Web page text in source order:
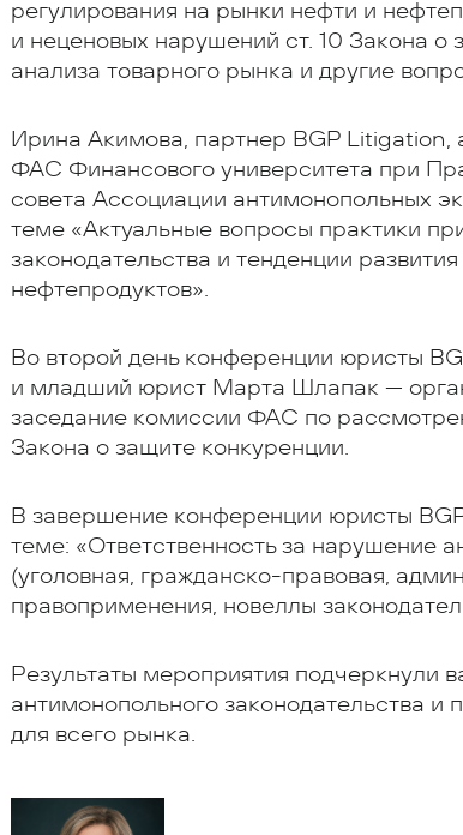
регулирования на рынки нефти и
и неценовых нарушений ст. 10 Закона о
анализа товарного рынка и другие
Ирина Акимова, партнер BGP Litigation,
ФАС Финансового университета при
совета Ассоциации антимонопольных
теме «Актуальные вопросы практики
законодательства и тенденции
нефтепродуктов».
Во второй день конференции юристы
и младший юрист Марта Шлапак —
заседание комиссии ФАС по
Закона о защите конкуренции.
В завершение конференции юристы
теме: «Ответственность за нарушение
(уголовная, гражданско-правовая,
правоприменения, новеллы
Результаты мероприятия подчеркнули
антимонопольного законодательства и
для всего рынка.